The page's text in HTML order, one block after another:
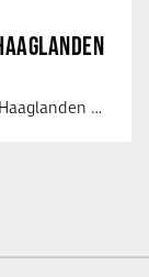
Opticien / Contactlensspecialist | Regio Haaglanden & Rotterdam Saludos uit …